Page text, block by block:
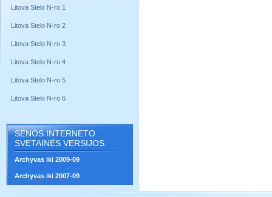
Litova Stelo N-ro 1
Litova Stelo N-ro 2
Litova Stelo N-ro 3
Litova Stelo N-ro 4
Litova Stelo N-ro 5
Litova Stelo N-ro 6
SENOS INTERNETO
SVETAINĖS VERSIJOS
Archyvas iki 2009-09
Archyvas iki 2007-09